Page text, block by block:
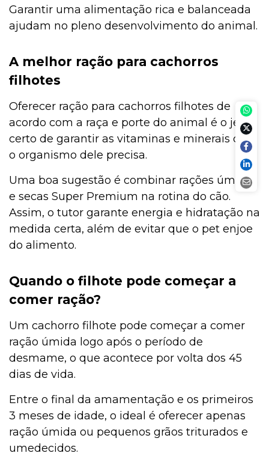
Garantir uma alimentação rica e balanceada
ajudam no pleno desenvolvimento do animal.
A melhor ração para cachorros
filhotes
Oferecer ração para cachorros filhotes de
acordo com a raça e porte do animal é o jeito
certo de garantir as vitaminas e minerais que
o organismo dele precisa.
Uma boa sugestão é combinar rações úmidas
e secas Super Premium na rotina do cão.
Assim, o tutor garante energia e hidratação na
medida certa, além de evitar que o pet enjoe
do alimento.
Quando o filhote pode começar a
comer ração?
Um cachorro filhote pode começar a comer
ração úmida logo após o período de
desmame, o que acontece por volta dos 45
dias de vida.
Entre o final da amamentação e os primeiros
3 meses de idade, o ideal é oferecer apenas
ração úmida ou pequenos grãos triturados e
umedecidos.